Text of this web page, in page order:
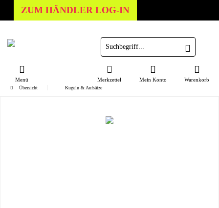
ZUM HÄNDLER LOG-IN
Menü Warenkorb
Merkzettel Mein Konto
Übersicht Kugeln & Aufsätze